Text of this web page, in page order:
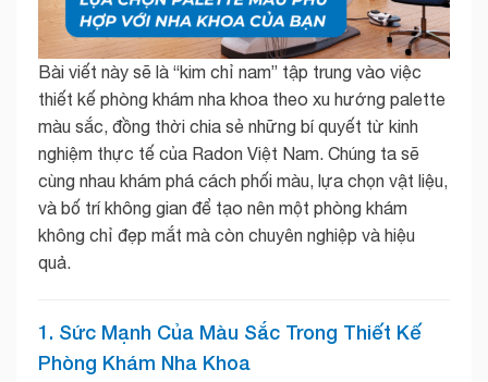
Bài viết này sẽ là “kim chỉ nam” tập trung vào việc
thiết kế phòng khám nha khoa theo xu hướng palette
màu sắc, đồng thời chia sẻ những bí quyết từ kinh
nghiệm thực tế của Radon Việt Nam. Chúng ta sẽ
cùng nhau khám phá cách phối màu, lựa chọn vật liệu,
và bố trí không gian để tạo nên một phòng khám
không chỉ đẹp mắt mà còn chuyên nghiệp và hiệu
quả.
1. Sức Mạnh Của Màu Sắc Trong Thiết Kế
Phòng Khám Nha Khoa